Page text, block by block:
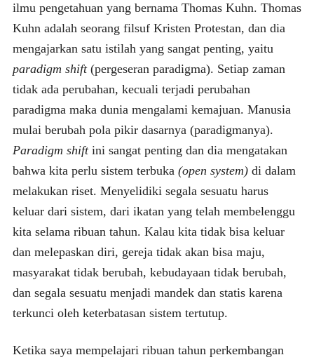
ilmu pengetahuan yang bernama Thomas Kuhn. Thomas
Kuhn adalah seorang filsuf Kristen Protestan, dan dia
mengajarkan satu istilah yang sangat penting, yaitu
paradigm shift(pergeseran paradigma). Setiap zaman
tidak ada perubahan, kecuali terjadi perubahan
paradigma maka dunia mengalami kemajuan. Manusia
mulai berubah pola pikir dasarnya (paradigmanya).
Paradigm shiftini sangat penting dan dia mengatakan
bahwa kita perlu sistem terbuka (open system)di dalam
melakukan riset. Menyelidiki segala sesuatu harus
keluar dari sistem, dari ikatan yang telah membelenggu
kita selama ribuan tahun. Kalau kita tidak bisa keluar
dan melepaskan diri, gereja tidak akan bisa maju,
masyarakat tidak berubah, kebudayaan tidak berubah,
dan segala sesuatu menjadi mandek dan statis karena
terkunci oleh keterbatasan sistem tertutup.
Ketika saya mempelajari ribuan tahun perkembangan